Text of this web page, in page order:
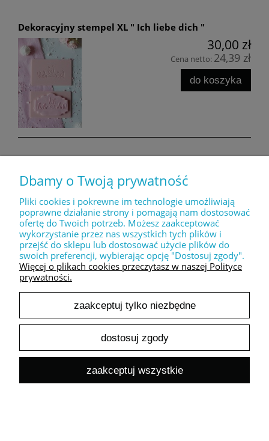
Dekoracyjny stempel XL " Ich liebe dich "
30,00 zł
Cena netto: 24,39 zł
do koszyka
Dekoracyjny stempel XL " love you + serduszko "
30,00 zł
Cena netto:24,39 zł
do koszyka
Dekoracyjny stempel XL " Danke "
30,00 zł
Cena netto:
do koszyka
Dbamy o Twoją prywatność
Pliki cookies i pokrewne im technologie umożliwiają
poprawne działanie strony i pomagają nam dostosować
ofertę do Twoich potrzeb. Możesz zaakceptować
wykorzystanie przez nas wszystkich tych plików i
przejść do sklepu lub dostosować użycie plików do
swoich preferencji, wybierając opcję "Dostosuj zgody".
Więcej o plikach cookies przeczytasz w naszej Polityce
prywatności.
zaakceptuj tylko niezbędne
dostosuj zgody
zaakceptuj wszystkie